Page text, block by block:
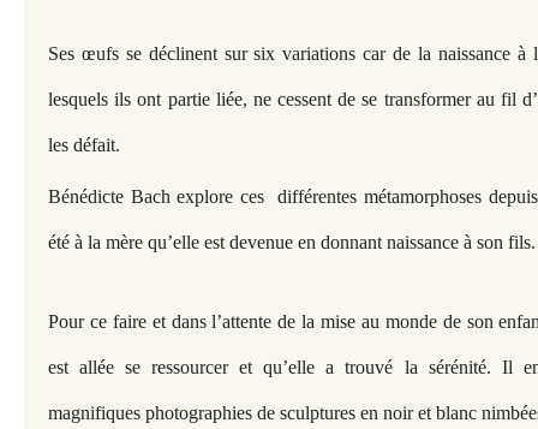
Ses œufs se déclinent sur six variations car de la naissance à
lesquels ils ont partie liée, ne cessent de se transformer au fil
les défait.
Bénédicte Bach explore ces différentes métamorphoses
été à la mère qu’elle est devenue en donnant naissance à son fils.
Pour ce faire et dans l’attente de la mise au monde de son
est allée se ressourcer et qu’elle a trouvé la sérénité. Il
magnifiques photographies de sculptures en noir et blanc